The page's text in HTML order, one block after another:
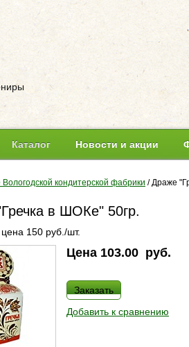
Каталог Новости и акции
кондитерской фабрики / Драже
в ШОКе" 50гр.
150 руб./шт.
Цена 103.00 руб.
Заказать
Добавить к сравнению